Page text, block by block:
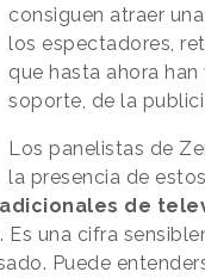
consiguen atraer
los espectadores,
que hasta ahora
soporte, de la
Los panelistas de
la presencia de
de
Es una cifra
Puede